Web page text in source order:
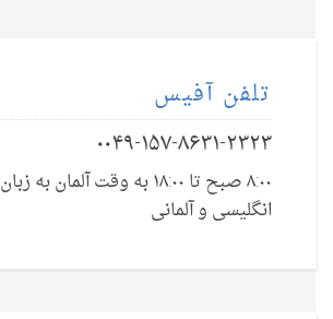
تلفن آفیس
۰۰۴۹-۱۵۷-۸۶۳۱-۲۳۲۳
۸:۰۰ صبح تا ۱۸:۰۰ به وقت آلمان به زبان
انگلیسی و آلمانی